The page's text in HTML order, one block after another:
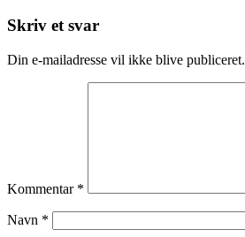
Skriv et svar
Din e-mailadresse vil ikke blive publiceret.
Kommentar *
Navn *